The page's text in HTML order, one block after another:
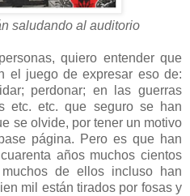
saludando al auditorio
quiero entender que
el juego de expresar eso de:
perdonar; en las guerras
etc. etc. que seguro se han
se olvide, por tener un motivo
página. Pero es que han
años muchos cientos
de ellos incluso han
mil están tirados por fosas y